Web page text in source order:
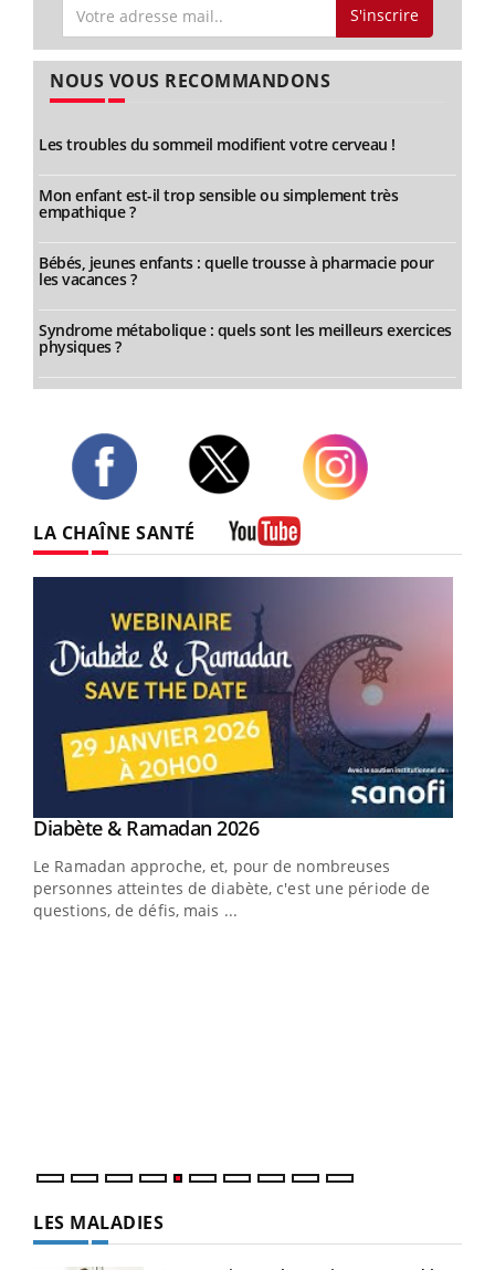
S'inscrire
NOUS VOUS RECOMMANDONS
Les troubles du sommeil modifient votre cerveau !
Mon enfant est-il trop sensible ou simplement très
empathique ?
Bébés, jeunes enfants : quelle trousse à pharmacie pour
les vacances ?
Syndrome métabolique : quels sont les meilleurs exercices
physiques ?